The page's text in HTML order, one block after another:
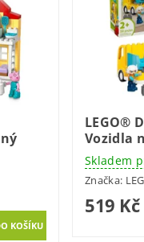
LEGO®
Vozidla
Skladem
Značka:
519 Kč